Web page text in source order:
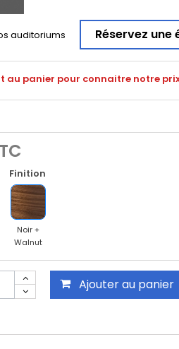
auditoriums Réservez une
au panier pour connaitre notre
Finition
Noir +
Walnut
Ajouter au panier